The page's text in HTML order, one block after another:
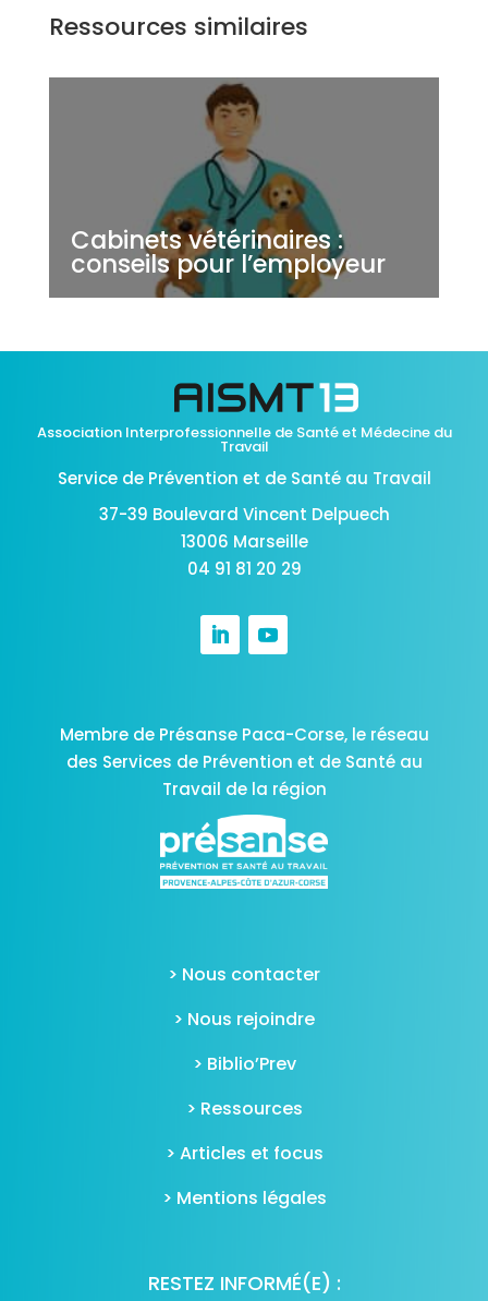
Ressources similaires
Cabinets vétérinaires :
conseils pour l’employeur
Association Interprofessionnelle de Santé et Médecine du
Travail
Service de Prévention et de Santé au Travail
37-39 Boulevard Vincent Delpuech
13006 Marseille
04 91 81 20 29
Membre de Présanse Paca-Corse, le réseau
des Services de Prévention et de Santé au
Travail de la région
> Nous contacter
> Nous rejoindre
> Biblio’Prev
> Ressources
> Articles et focus
> Mentions légales
RESTEZ INFORMÉ(E) :